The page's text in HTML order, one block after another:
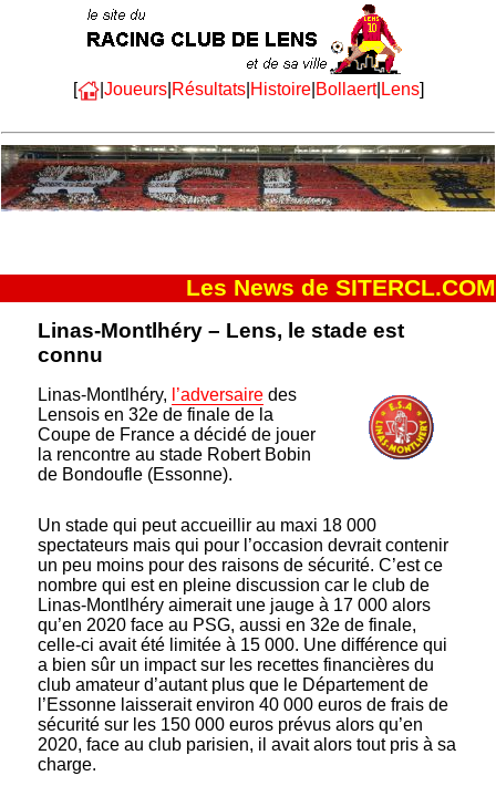
[ | Joueurs| Résultats| Histoire| Bollaert| Lens]
Les News de SITERCL.COM
Linas-Montlhéry – Lens, le stade est
connu
Linas-Montlhéry, l’adversaire des
Lensois en 32e de finale de la
Coupe de France a décidé de jouer
la rencontre au stade Robert Bobin
de Bondoufle (Essonne).
Un stade qui peut accueillir au maxi 18 000
spectateurs mais qui pour l’occasion devrait contenir
un peu moins pour des raisons de sécurité. C’est ce
nombre qui est en pleine discussion car le club de
Linas-Montlhéry aimerait une jauge à 17 000 alors
qu’en 2020 face au PSG, aussi en 32e de finale,
celle-ci avait été limitée à 15 000. Une différence qui
a bien sûr un impact sur les recettes financières du
club amateur d’autant plus que le Département de
l’Essonne laisserait environ 40 000 euros de frais de
sécurité sur les 150 000 euros prévus alors qu’en
2020, face au club parisien, il avait alors tout pris à sa
charge.